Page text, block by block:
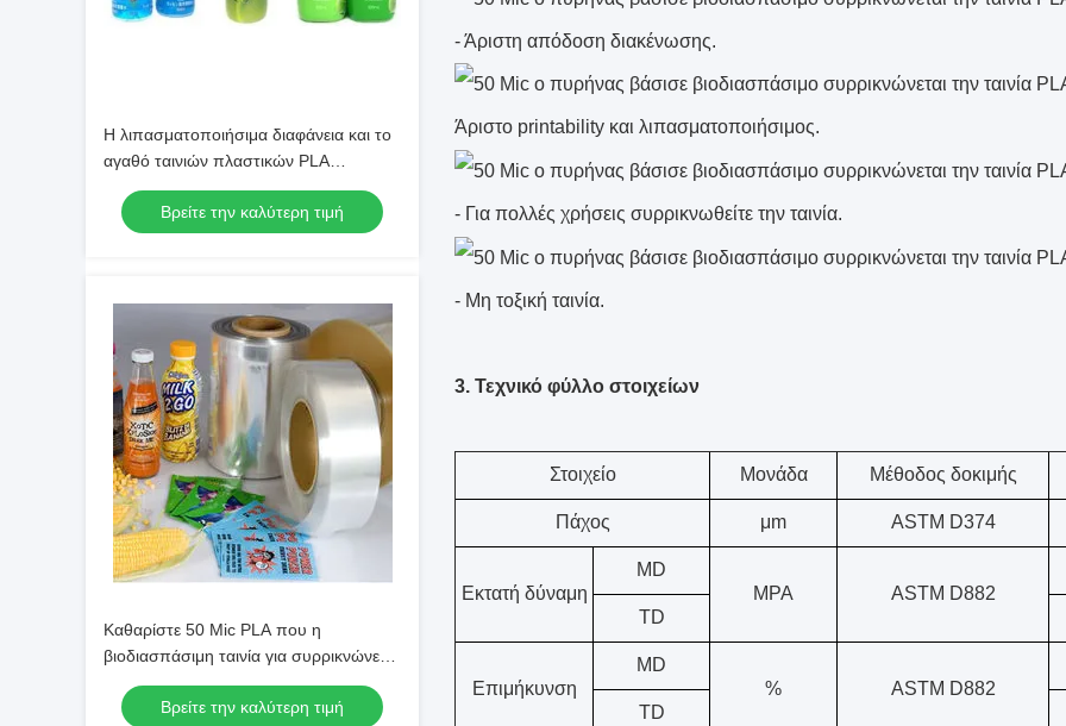
Η λιπασματοποιήσιμα διαφάνεια και το
αγαθό ταινιών πλαστικών PLA
βιοδιασπάσιμα υψηλά σχολιάζουν
Βρείτε την καλύτερη τιμή
Καθαρίστε 50 Mic PLA που η
βιοδιασπάσιμη ταινία για συρρικνώνεται
τη ζώνη, Polylactic όξινη ταινία
Βρείτε την καλύτερη τιμή
-Άριστη απόδοση διακένωσης.
Άριστο printability και λιπασματοποιήσιμος.
- Για πολλές χρήσεις συρρικνωθείτε την ταινία.
- Μη τοξική ταινία.
3. Τεχνικό φύλλο στοιχείων
Στοιχείο Μονάδα Μέθοδος δοκιμής
Πάχος μm ASTM D374
Εκτατή δύναμη
MD
MPA
ASTM D882
TD
Επιμήκυνση
MD
%
ASTM D882
TD